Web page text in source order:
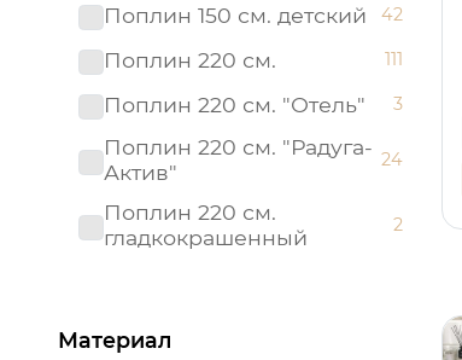
Поплин 150 см. детский 42
Поплин 220 см. 111
Поплин 220 см. "Отель" 3
Поплин 220 см. "Радуга-
Актив"
24
Поплин 220 см.
гладкокрашенный
2
Рогожка 150 см.
Материал